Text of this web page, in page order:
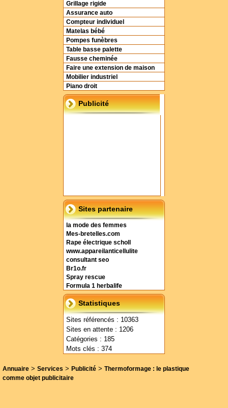
Grillage rigide
Assurance auto
Compteur individuel
Matelas bébé
Pompes funèbres
Table basse palette
Fausse cheminée
Faire une extension de maison
Mobilier industriel
Piano droit
Publicité
Sites partenaire
la mode des femmes
Mes-bretelles.com
Rape électrique scholl
www.appareilanticellulite
consultant seo
Br1o.fr
Spray rescue
Formula 1 herbalife
Statistiques
Sites référencés : 10363
Sites en attente : 1206
Catégories : 185
Mots clés : 374
Annuaire > Services > Publicité > Thermoformage : le plastique
comme objet publicitaire